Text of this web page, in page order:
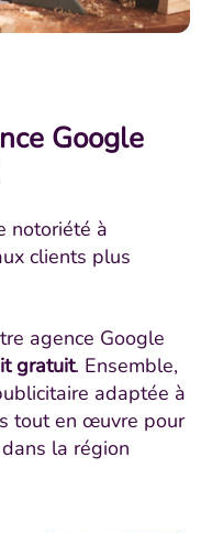
Google
notoriété à
clients plus
agence Google
gratuit. Ensemble,
adaptée à
tout en œuvre pour
la région